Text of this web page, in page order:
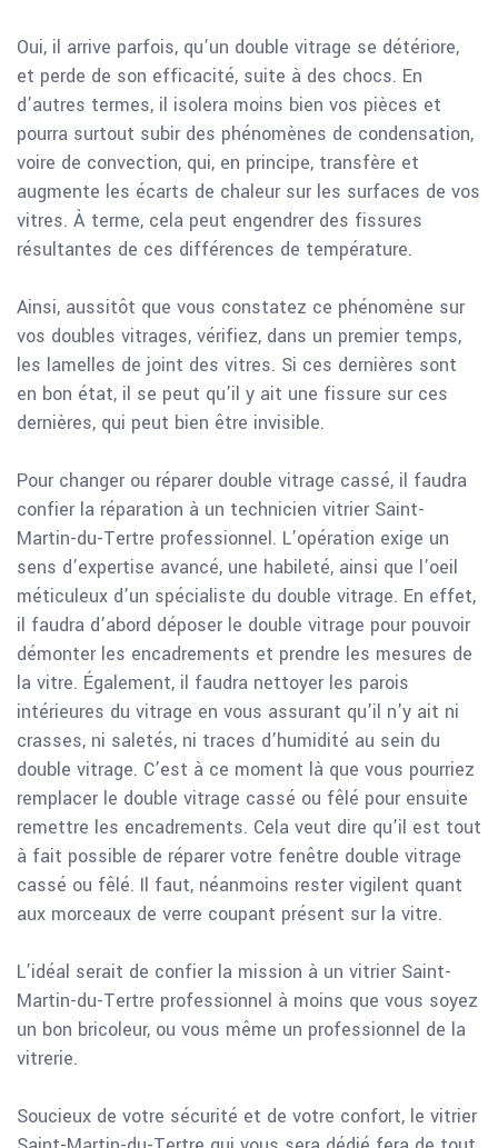
Oui, il arrive parfois, qu’un double vitrage se détériore,
et perde de son efficacité, suite à des chocs. En
d’autres termes, il isolera moins bien vos pièces et
pourra surtout subir des phénomènes de condensation,
voire de convection, qui, en principe, transfère et
augmente les écarts de chaleur sur les surfaces de vos
vitres. À terme, cela peut engendrer des fissures
résultantes de ces différences de température.
Ainsi, aussitôt que vous constatez ce phénomène sur
vos doubles vitrages, vérifiez, dans un premier temps,
les lamelles de joint des vitres. Si ces dernières sont
en bon état, il se peut qu’il y ait une fissure sur ces
dernières, qui peut bien être invisible.
Pour changer ou réparer double vitrage cassé, il faudra
confier la réparation à un technicien vitrier Saint-
Martin-du-Tertre professionnel. L’opération exige un
sens d’expertise avancé, une habileté, ainsi que l’oeil
méticuleux d’un spécialiste du double vitrage. En effet,
il faudra d’abord déposer le double vitrage pour pouvoir
démonter les encadrements et prendre les mesures de
la vitre. Également, il faudra nettoyer les parois
intérieures du vitrage en vous assurant qu’il n’y ait ni
crasses, ni saletés, ni traces d’humidité au sein du
double vitrage. C’est à ce moment là que vous pourriez
remplacer le double vitrage cassé ou fêlé pour ensuite
remettre les encadrements. Cela veut dire qu’il est tout
à fait possible de réparer votre fenêtre double vitrage
cassé ou fêlé. Il faut, néanmoins rester vigilent quant
aux morceaux de verre coupant présent sur la vitre.
L’idéal serait de confier la mission à un vitrier Saint-
Martin-du-Tertre professionnel à moins que vous soyez
un bon bricoleur, ou vous même un professionnel de la
vitrerie.
Soucieux de votre sécurité et de votre confort, le vitrier